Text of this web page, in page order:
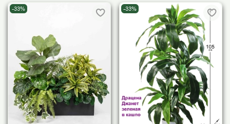
-33% -33%